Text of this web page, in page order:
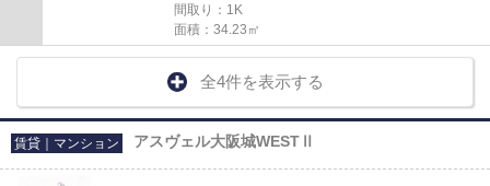
間取り：1K
面積：34.23㎡
全4件を表示する
賃貸｜マンション アスヴェル大阪城WESTⅡ